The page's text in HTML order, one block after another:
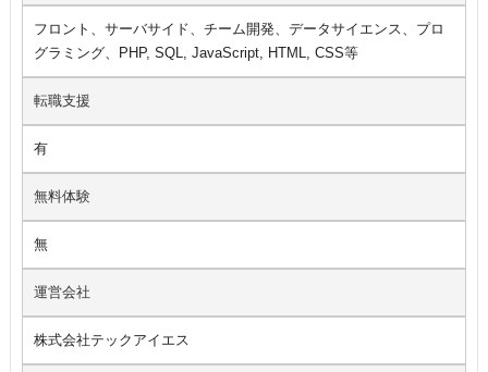
フロント、サーバサイド、チーム開発、データサイエンス、プロ
グラミング、PHP, SQL, JavaScript, HTML, CSS等
転職支援
有
無料体験
無
運営会社
株式会社テックアイエス